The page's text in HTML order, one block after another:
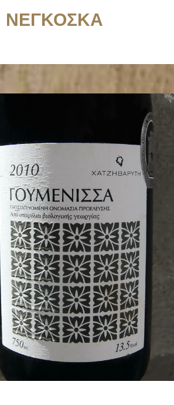
ΝΕΓΚΟΣΚΑ